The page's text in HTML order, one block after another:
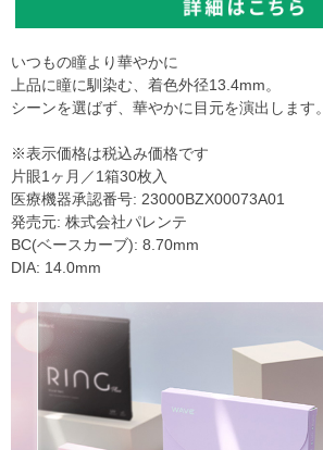
いつもの瞳より華やかに
上品に瞳に馴染む、着色外径13.4mm。
シーンを選ばず、華やかに目元を演出します。
※表示価格は税込み価格です
片眼1ヶ月／1箱30枚入
医療機器承認番号: 23000BZX00073A01
発売元: 株式会社パレンテ
BC(ベースカーブ): 8.70mm
DIA: 14.0mm